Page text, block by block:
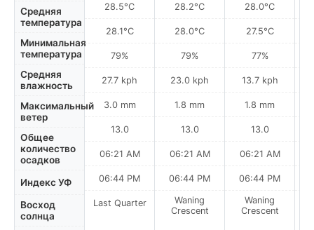
Средняя
температура
Минимальная
температура
Средняя
влажность
Максимальный
ветер
Общее
количество
осадков
Индекс УФ
Восход
солнца
28.5°C
28.1°C
79%
27.7 kph
3.0 mm
13.0
06:21 AM
06:44 PM
Last Quarter
28.2°C
28.0°C
79%
23.0 kph
1.8 mm
13.0
06:21 AM
06:44 PM
Waning
Crescent
28.0°C
27.5°C
77%
13.7 kph
1.8 mm
13.0
06:21 AM
06:44 PM
Waning
Crescent